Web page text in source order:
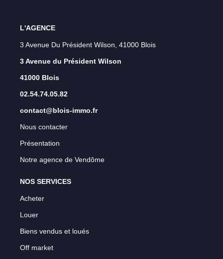
L'AGENCE
3 Avenue Du Président Wilson, 41000 Blois
3 Avenue du Président Wilson
41000 Blois
02.54.74.05.82
contact@blois-immo.fr
Nous contacter
Présentation
Notre agence de Vendôme
NOS SERVICES
Acheter
Louer
Biens vendus et loués
Off market